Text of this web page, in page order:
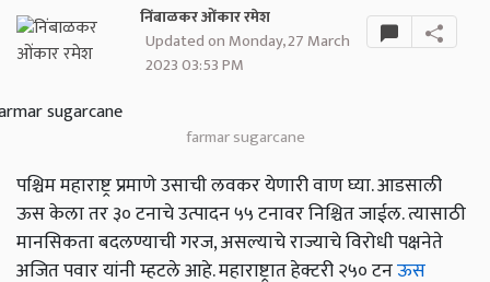
निंबाळकर ओंकार रमेश
Updated on Monday, 27 March
2023 03:53 PM
farmar sugarcane
पश्चिम महाराष्ट्र प्रमाणे उसाची लवकर येणारी वाण घ्या. आडसाली
ऊस केला तर ३० टनाचे उत्पादन ५५ टनावर निश्चित जाईल. त्यासाठी
मानसिकता बदलण्याची गरज, असल्याचे राज्याचे विरोधी पक्षनेते
अजित पवार यांनी म्हटले आहे. महाराष्ट्रात हेक्टरी २५० टनऊस